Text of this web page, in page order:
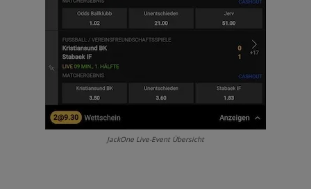
JackOne Live-Event Übersicht